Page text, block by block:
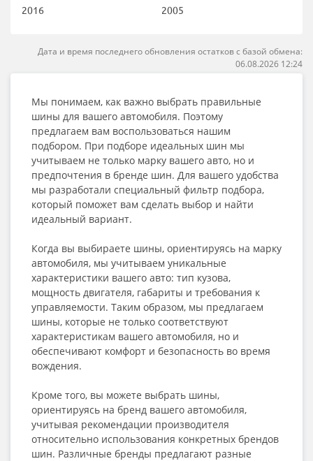
2016
2005
Дата и время последнего обновления остатков с базой обмена:
06.08.2026 12:24
Мы понимаем, как важно выбрать правильные
шины для вашего автомобиля. Поэтому
предлагаем вам воспользоваться нашим
подбором. При подборе идеальных шин мы
учитываем не только марку вашего авто, но и
предпочтения в бренде шин. Для вашего удобства
мы разработали специальный фильтр подбора,
который поможет вам сделать выбор и найти
идеальный вариант.
Когда вы выбираете шины, ориентируясь на марку
автомобиля, мы учитываем уникальные
характеристики вашего авто: тип кузова,
мощность двигателя, габариты и требования к
управляемости. Таким образом, мы предлагаем
шины, которые не только соответствуют
характеристикам вашего автомобиля, но и
обеспечивают комфорт и безопасность во время
вождения.
Кроме того, вы можете выбрать шины,
ориентируясь на бренд вашего автомобиля,
учитывая рекомендации производителя
относительно использования конкретных брендов
шин. Различные бренды предлагают разные